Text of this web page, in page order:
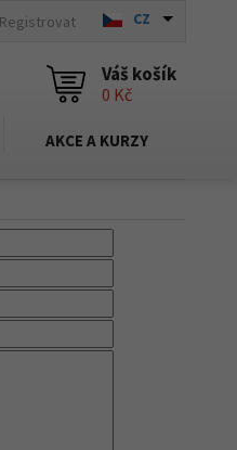
Registrovat CZ
Váš košík
0 Kč
AKCE A KURZY